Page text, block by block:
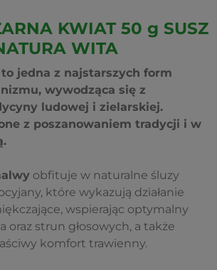
KWIAT 50 g SUSZ
WITA
jedna z najstarszych form
wywodząca się z
ludowej i zielarskiej.
z poszanowaniem tradycji i w
obfituje w naturalne śluzy
które wykazują działanie
wspierając optymalny
oraz strun głosowych, a także
komfort trawienny.